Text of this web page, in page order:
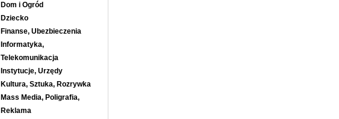
Dom i Ogród
Dziecko
Finanse, Ubezbieczenia
Informatyka,
Telekomunikacja
Instytucje, Urzędy
Kultura, Sztuka, Rozrywka
Mass Media, Poligrafia,
Reklama